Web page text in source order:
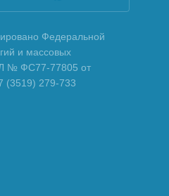
Федеральной
и массовых
№ ФС77-77805 от
(3519) 279-733